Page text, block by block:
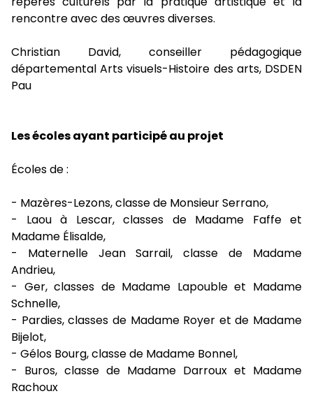
rencontre avec des œuvres diverses.
Christian David, conseiller pédagogique
départemental Arts visuels-Histoire des arts, DSDEN
Pau
Les écoles ayant participé au projet
Écoles de :
- Mazères-Lezons, classe de Monsieur Serrano,
- Laou à Lescar, classes de Madame Faffe et
Madame Élisalde,
- Maternelle Jean Sarrail, classe de Madame
Andrieu,
- Ger, classes de Madame Lapouble et Madame
Schnelle,
- Pardies, classes de Madame Royer et de Madame
Bijelot,
- Gélos Bourg, classe de Madame Bonnel,
- Buros, classe de Madame Darroux et Madame
Rachoux